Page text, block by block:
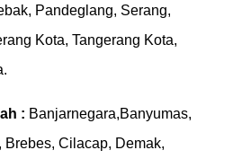
Pandeglang, Serang,
Kota, Tangerang Kota,
: Banjarnegara,Banyumas,
Cilacap, Demak,